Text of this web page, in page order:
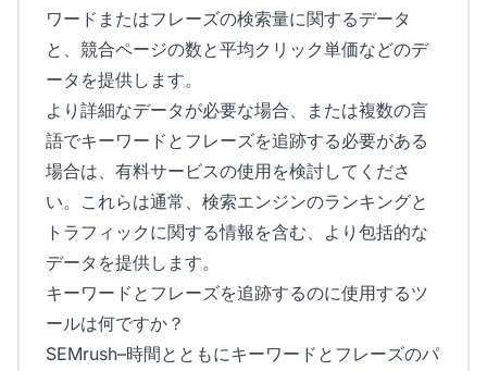
ワードまたはフレーズの検索量に関するデータ
と、競合ページの数と平均クリック単価などのデ
ータを提供します。
より詳細なデータが必要な場合、または複数の言
語でキーワードとフレーズを追跡する必要がある
場合は、有料サービスの使用を検討してくださ
い。これらは通常、検索エンジンのランキングと
トラフィックに関する情報を含む、より包括的な
データを提供します。
キーワードとフレーズを追跡するのに使用するツ
ールは何ですか？
SEMrush–時間とともにキーワードとフレーズのパ